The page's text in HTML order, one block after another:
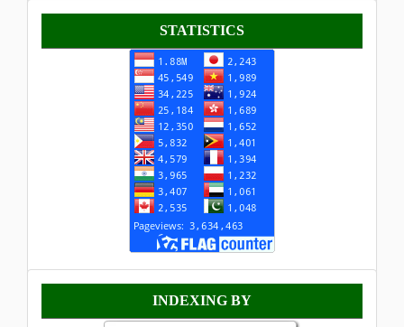
Statistik STATISTICS
Indexing INDEXING BY